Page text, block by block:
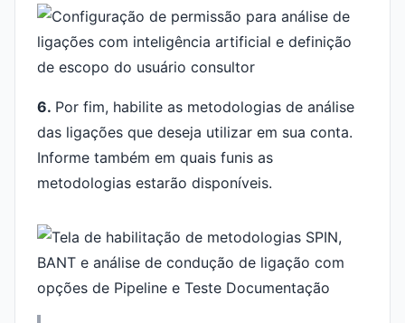
6. Por fim, habilite as metodologias de análise
das ligações que deseja utilizar em sua conta.
Informe também em quais funis as
metodologias estarão disponíveis.